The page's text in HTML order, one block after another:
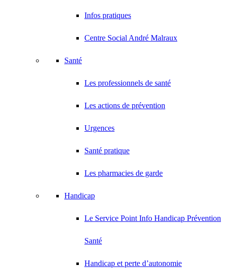
Infos pratiques
Centre Social André Malraux
Santé
Les professionnels de santé
Les actions de prévention
Urgences
Santé pratique
Les pharmacies de garde
Handicap
Le Service Point Info Handicap Prévention
Santé
Handicap et perte d’autonomie